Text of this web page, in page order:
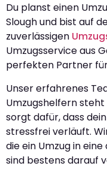
Du planst einen
Slough und bist auf
zuverlässigen
Umzugsservice aus
perfekten Partner
Unser erfahrenes
Umzugshelfern steht
sorgt dafür, dass
stressfrei verläuft.
die ein Umzug in
sind bestens darauf